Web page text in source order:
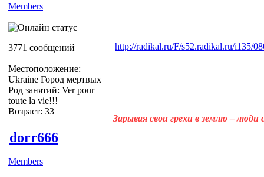
Members
3771 сообщений
Местоположение:
Ukraine Город мертвых
Род занятий: Ver pour
toute la vie!!!
Возраст: 33
http://radikal.ru/F/s52.radikal.ru/i135/
Зарывая свои грехи в землю –
dorr666
Members